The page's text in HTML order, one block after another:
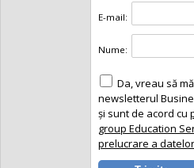
E-mail:
Nume:
Da, vreau să
newsletterul
și sunt de acord cu
group Education
prelucrare a